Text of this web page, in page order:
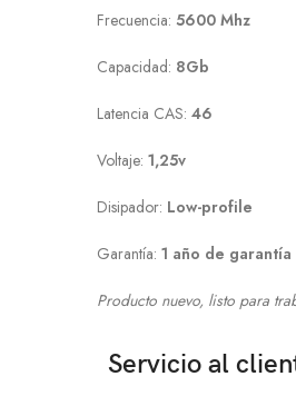
Frecuencia: 5600 Mhz
Capacidad: 8Gb
Latencia CAS: 46
Voltaje: 1,25v
Disipador: Low-profile
Garantía: 1 año de
Producto nuevo, listo para
Servicio al